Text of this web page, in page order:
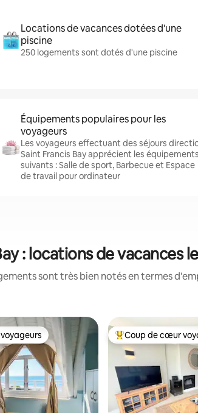
Locations de vacances dotées d'une
piscine
250 logements sont dotés d'une piscine
Équipements populaires pour les
voyageurs
Les voyageurs effectuant des séjours
Saint Francis Bay apprécient les équipements
suivants : Salle de sport, Barbecue et Espace
de travail pour ordinateur
: locations de vacances
sont très bien notés en termes
les plus appréciés Coups de cœur
Coup de cœur